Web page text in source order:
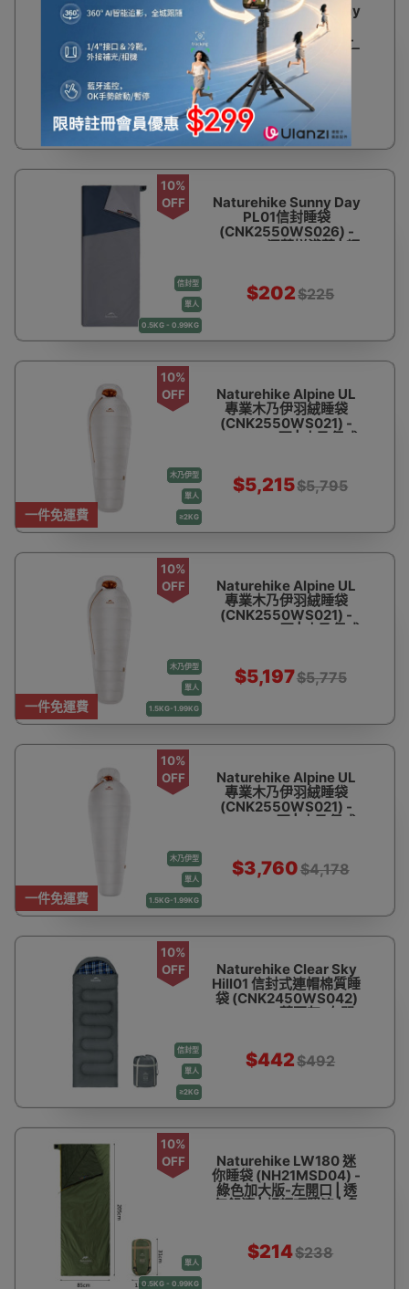
信封型
單人
0.5KG - 0.99KG
OFF
Naturehike Sunny Day
PL01信封睡袋
(CNK2550WS026) -
LW180-深咖拼淺咖 | 輕
裝出行 | 上下拼接 | 可極
限壓縮
$202$225
信封型
單人
0.5KG - 0.99KG
10%
OFF
Naturehike Sunny Day
PL01信封睡袋
(CNK2550WS026) -
LW180-深藍拼淺藍 | 輕
$202$225
一件免運費
木乃伊型
單人
≥2KG
10%
OFF
Naturehike Alpine UL
專業木乃伊羽絨睡袋
(CNK2550WS021) -
UL1100-L碼 | 木乃伊式
$5,215$5,795
一件免運費
木乃伊型
單人
1.5KG-1.99KG
10%
OFF
Naturehike Alpine UL
專業木乃伊羽絨睡袋
(CNK2550WS021) -
UL1100-M碼 | 木乃伊式
$5,197$5,775
一件免運費
木乃伊型
單人
1.5KG-1.99KG
10%
OFF
Naturehike Alpine UL
專業木乃伊羽絨睡袋
(CNK2550WS021) -
UL700-L碼 | 木乃伊式
$3,760$4,178
信封型
單人
≥2KG
10%
OFF
Naturehike Clear Sky
Hill01 信封式連帽棉質睡
袋 (CNK2450WS042)
- HL500-藍石灰-右開
風
$442$492
單人
0.5KG - 0.99KG
10%
OFF
Naturehike LW180 迷
你睡袋 (NH21MSD04) -
綠色加大版-左開口 | 透
氣舒適 | 超輕巧緊湊 | 多
$214$238